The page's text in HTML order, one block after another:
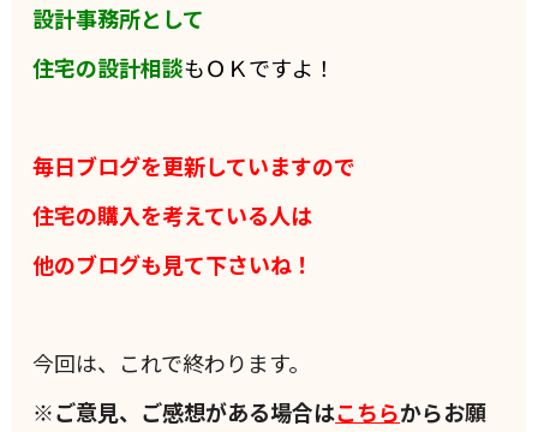
設計事務所として
住宅の設計相談もＯＫですよ！
毎日ブログを更新していますので
住宅の購入を考えている人は
他のブログも見て下さいね！
今回は、これで終わります。
※ご意見、ご感想がある場合はこちらからお願